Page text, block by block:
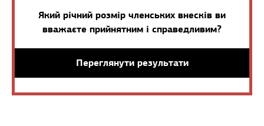
Який річний розмір членських внесків ви
вважаєте прийнятним і справедливим?
Переглянути результати